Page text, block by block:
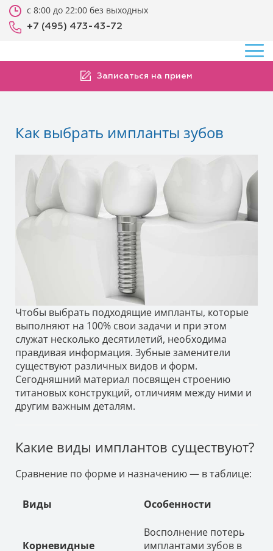
с 8:00 до 22:00 без выходных
+7 (495) 473-43-72
Записаться на прием
Как выбрать импланты зубов
Чтобы выбрать подходящие импланты, которые
выполняют на 100% свои задачи и при этом
служат несколько десятилетий, необходима
правдивая информация. Зубные заменители
существуют различных видов и форм.
Сегодняшний материал посвящен строению
титановых конструкций, отличиям между ними и
другим важным деталям.
Какие виды имплантов существуют?
Сравнение по форме и назначению — в таблице:
Виды Особенности
Корневидные
Восполнение потерь
имплантами зубов в